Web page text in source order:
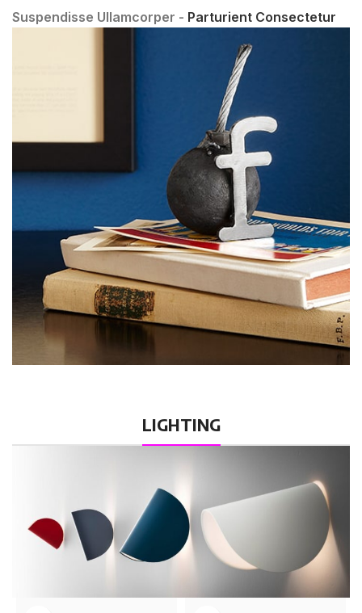
Suspendisse Ullamcorper - Parturient Consectetur
LIGHTING